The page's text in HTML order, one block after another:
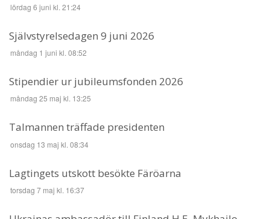
lördag 6 juni kl. 21:24
Självstyrelsedagen 9 juni 2026
måndag 1 juni kl. 08:52
Stipendier ur jubileumsfonden 2026
måndag 25 maj kl. 13:25
Talmannen träffade presidenten
onsdag 13 maj kl. 08:34
Lagtingets utskott besökte Färöarna
torsdag 7 maj kl. 16:37